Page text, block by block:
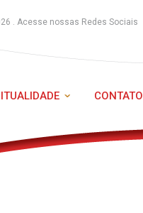
. Acesse nossas Redes Sociais
CONTATO